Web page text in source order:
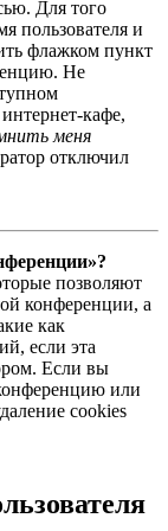
Для того
пользователя и
флажком пункт
Не
кафе,
меня
отключил
позволяют
конференции, а
как
если эта
Если вы
или
cookies